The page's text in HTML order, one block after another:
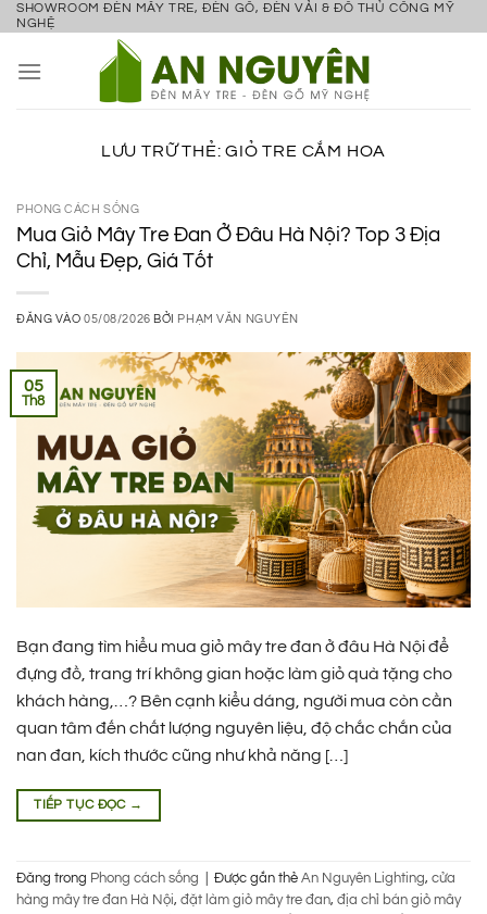
Bỏ
nội
SHOWROOM ĐÈN MÂY TRE, ĐÈN GỖ, ĐÈN VẢI & ĐỒ THỦ CÔNG MỸ
NGHỆ
LƯU TRỮ THẺ:GIỎ TRE CẮM HOA
PHONG CÁCH SỐNG
Mua Giỏ Mây Tre Đan Ở Đâu Hà Nội? Top 3 Địa
Chỉ, Mẫu Đẹp, Giá Tốt
ĐĂNG VÀO05/08/2026 BỞI PHẠM VĂN NGUYÊN
05
Th8
Bạn đang tìm hiểu mua giỏ mây tre đan ở đâu Hà Nội để
đựng đồ, trang trí không gian hoặc làm giỏ quà tặng cho
khách hàng,…? Bên cạnh kiểu dáng, người mua còn cần
quan tâm đến chất lượng nguyên liệu, độ chắc chắn của
nan đan, kích thước cũng như khả năng […]
TIẾP TỤC ĐỌC →
Đăng trong Phong cách sống Được gắn thẻ An Nguyên Lighting, cửa
hàng mây tre đan Hà Nội, đặt làm giỏ mây tre đan, địa chỉ bán giỏ mây